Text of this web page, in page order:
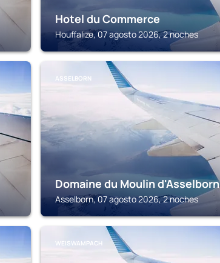
Hotel du Commerce
Houffalize, 07 agosto 2026, 2 noches
ASSELBORN
Domaine du Moulin d'Asselborn
Asselborn, 07 agosto 2026, 2 noches
WEISWAMPACH